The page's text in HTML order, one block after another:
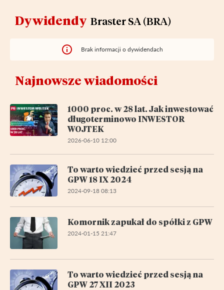
Dywidendy Braster SA (BRA)
Brak informacji o dywidendach
Najnowsze wiadomości
1000 proc. w 28 lat. Jak inwestować
długoterminowo INWESTOR
WOJTEK
2026-06-10 12:00
To warto wiedzieć przed sesją na
GPW 18 IX 2024
2024-09-18 08:13
Komornik zapukał do spółki z GPW
2024-01-15 21:47
To warto wiedzieć przed sesją na
GPW 27 XII 2023